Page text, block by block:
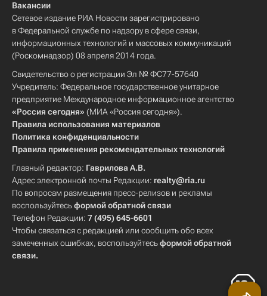
Вакансии
Сетевое издание РИА Новости зарегистрировано
в Федеральной службе по надзору в сфере связи,
информационных технологий и массовых коммуникаций
(Роскомнадзор) 08 апреля 2014 года.
Свидетельство о регистрации Эл № ФС77-57640
Учредитель: Федеральное государственное унитарное
предприятие Международное информационное агентство
«Россия сегодня» (МИА «Россия сегодня»).
Правила использования материалов
Политика конфиденциальности
Правила применения рекомендательных технологий
Главный редактор: Гаврилова А.В.
Адрес электронной почты Редакции: realty@ria.ru
По вопросам размещения пресс-релизов и рекламы
воспользуйтесьформой обратной связи
Телефон Редакции: 7 (495) 645-6601
Чтобы связаться с редакцией или сообщить обо всех
замеченных ошибках, воспользуйтесьформой обратной
связи.